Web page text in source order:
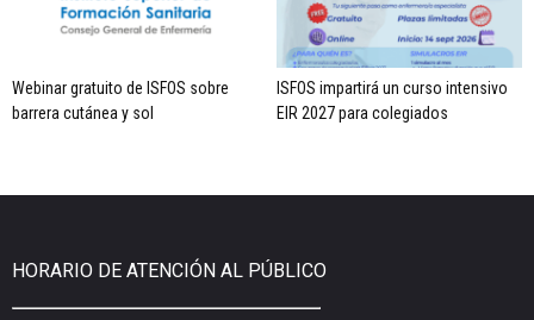
Webinar gratuito de ISFOS sobre
barrera cutánea y sol
ISFOS impartirá un curso intensivo
EIR 2027 para colegiados
HORARIO DE ATENCIÓN AL PÚBLICO